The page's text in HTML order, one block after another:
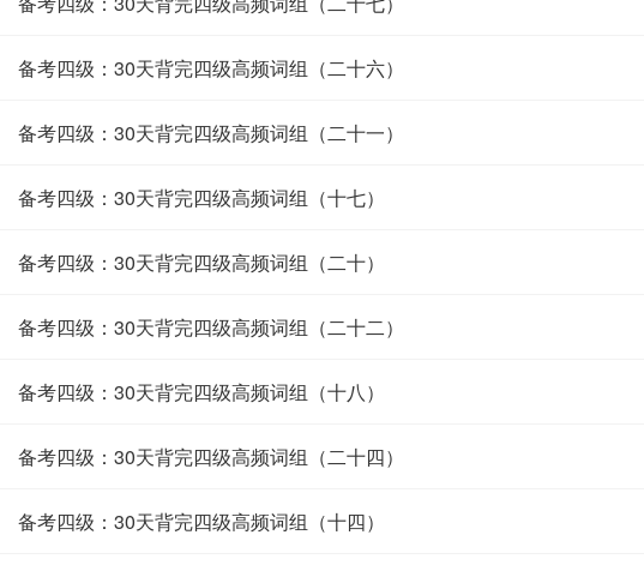
备考四级：30天背完四级高频词组（二十六）
备考四级：30天背完四级高频词组（二十一）
备考四级：30天背完四级高频词组（十七）
备考四级：30天背完四级高频词组（二十）
备考四级：30天背完四级高频词组（二十二）
备考四级：30天背完四级高频词组（十八）
备考四级：30天背完四级高频词组（二十四）
备考四级：30天背完四级高频词组（十四）